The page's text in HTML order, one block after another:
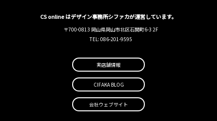
CS online はデザイン事務所シファカが運営しています。
〒700-0813 岡山県岡山市北区石関町6-3 2F
TEL: 086-201-9595
実店舗情報
CIFAKA BLOG
会社ウェブサイト